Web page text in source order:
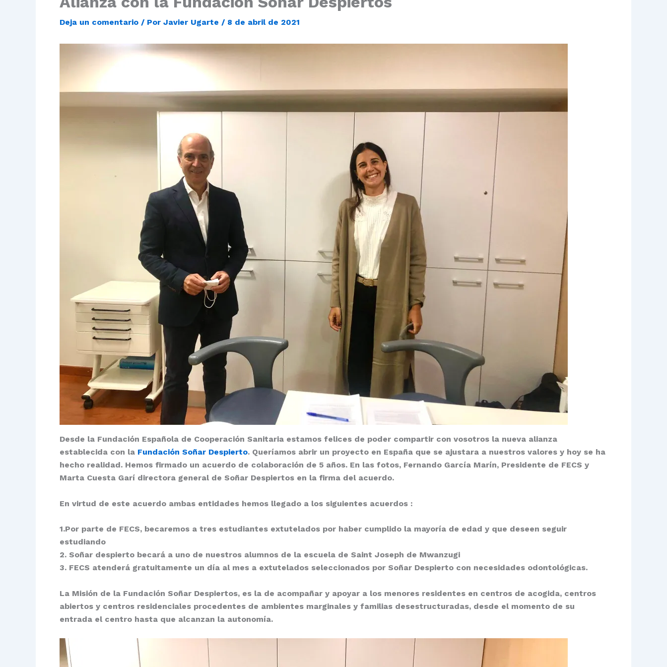
Deja un comentario / Por Javier Ugarte / 8 de abril de 2021
Desde la Fundación Española de Cooperación Sanitaria estamos felices de poder compartir con vosotros la nueva alianza
establecida con la Fundación Soñar Despierto. Queríamos abrir un proyecto en España que se ajustara a nuestros valores y hoy se ha
hecho realidad. Hemos firmado un acuerdo de colaboración de 5 años. En las fotos, Fernando García Marín, Presidente de FECS y
Marta Cuesta Garí directora general de Soñar Despiertos en la firma del acuerdo.
En virtud de este acuerdo ambas entidades hemos llegado a los siguientes acuerdos :
1.Por parte de FECS, becaremos a tres estudiantes extutelados por haber cumplido la mayoría de edad y que deseen seguir
estudiando
2. Soñar despierto becará a uno de nuestros alumnos de la escuela de Saint Joseph de Mwanzugi
3. FECS atenderá gratuitamente un día al mes a extutelados seleccionados por Soñar Despierto con necesidades odontológicas.
La Misión de la Fundación Soñar Despiertos, es la de acompañar y apoyar a los menores residentes en centros de acogida, centros
abiertos y centros residenciales procedentes de ambientes marginales y familias desestructuradas, desde el momento de su
entrada el centro hasta que alcanzan la autonomía.